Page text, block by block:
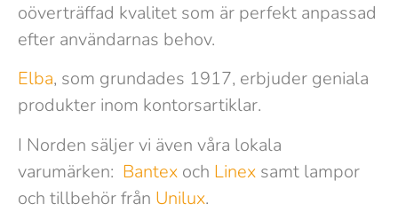
oöverträffad kvalitet som är perfekt anpassad
efter användarnas behov.
Elba, som grundades 1917, erbjuder geniala
produkter inom kontorsartiklar.
I Norden säljer vi även våra lokala
varumärken: Bantex och Linex samt lampor
och tillbehör från Unilux.